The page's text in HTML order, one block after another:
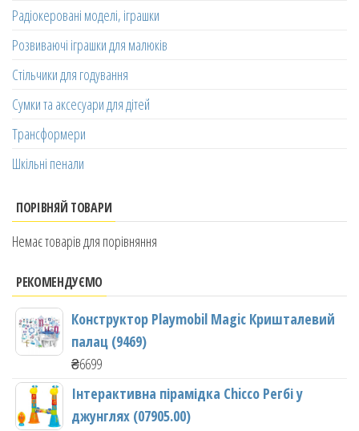
Радіокеровані моделі, іграшки
Розвиваючі іграшки для малюків
Стільчики для годування
Сумки та аксесуари для дітей
Трансформери
Шкільні пенали
ПОРІВНЯЙ ТОВАРИ
Немає товарів для порівняння
РЕКОМЕНДУЄМО
Конструктор Playmobil Magic Кришталевий
палац (9469)
₴6699
Інтерактивна пірамідка Chicco Регбі у
джунглях (07905.00)